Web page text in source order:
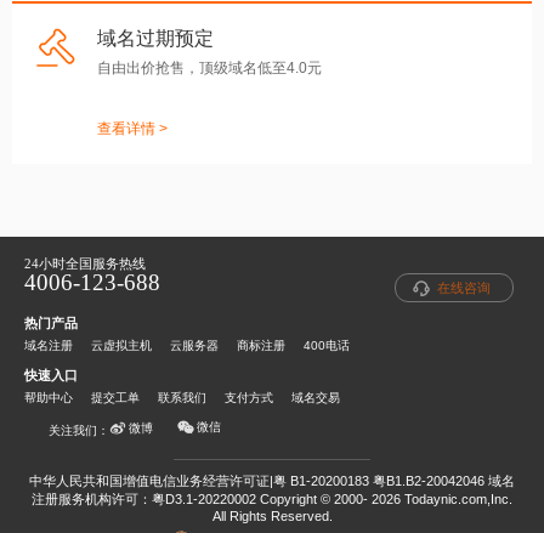
域名过期预定
自由出价抢售，顶级域名低至4.0元
查看详情 >
24小时全国服务热线
4006-123-688 在线咨询
热门产品
域名注册 云虚拟主机 云服务器 商标注册 400电话
快速入口
帮助中心 提交工单 联系我们 支付方式 域名交易
关注我们： 微博 微信
中华人民共和国增值电信业务经营许可证|粤 B1-20200183 粤B1.B2-20042046 域名
注册服务机构许可：粤D3.1-20220002 Copyright © 2000- 2026 Todaynic.com,Inc.
All Rights Reserved.